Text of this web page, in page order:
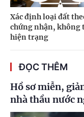
Xác định loại đất
chứng nhận, không
hiện trạng
ĐỌC THÊM
Hồ sơ miễn,
nhà thầu nước